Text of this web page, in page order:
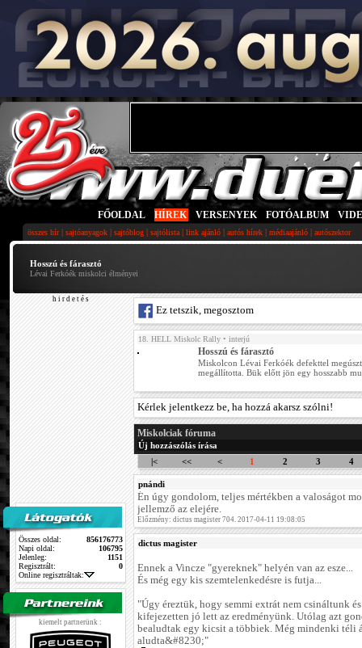
FŐOLDAL HÍREK VERSENYEK FOTÓALBUM
összes hír| sajtóanyagok | sajtóblog | sajtólista | link ajánló | autós hírek | médiaajánló | autószektor
Hosszú és fárasztó
Lévai Ferkóék miskolci élményei
h i r d e t é s
Összes oldal:
856176773
Napi oldal:
106795
Jelenleg:
1151
Regisztrált:
0
Online regisztráltak:
kiemelt partnerünk :
Ez tetszik, megosztom
18. HELL Miskolc Rally • interjú
Hosszú és fárasztó
Miskolcon Lévai Ferkóék defekttel
megállította. Bük előtt jön egy hosszabb
Kérlek jelentkezz be, ha hozzá akarsz szólni!
Miskolciak fóruma
Új hozzászólás írása
|<
<< < 1 2 3 4
pnándi
Én úgy gondolom, teljes mértékben a valoságot
jellemző az elejére.
Előzmény: dictus magister 704. 2017-04-11 19:08:05
dictus magister
Ennek a Vincze "gyereknek" helyén van az esze...
És még egy kis szemtelenkedésre is futja...
"Úgy éreztük, hogy semmi extrát nem csináltunk
kifejezetten jó lett az eredményünk. Utólag azt
bealudtak egy kicsit a többiek. Még mindenki téli
aludta&#8230;"